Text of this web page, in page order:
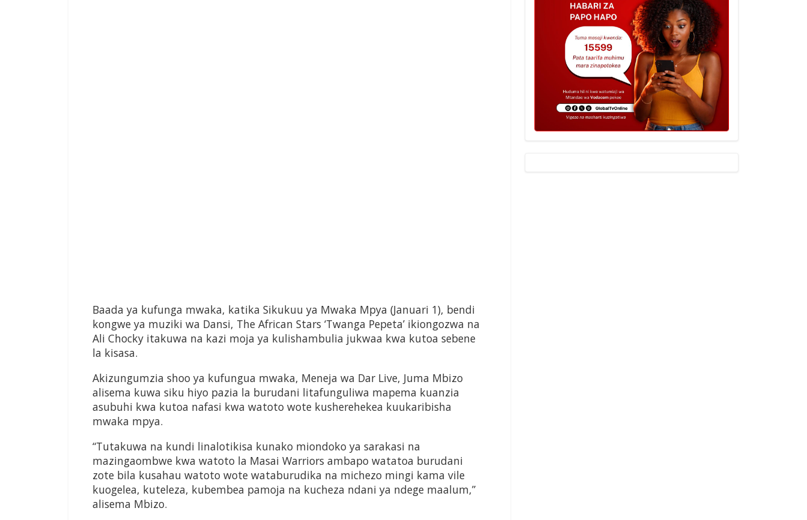
Baada ya kufunga mwaka, katika Sikukuu ya Mwaka Mpya (Januari 1), bendi
kongwe ya muziki wa Dansi, The African Stars ‘Twanga Pepeta’ ikiongozwa na
Ali Chocky itakuwa na kazi moja ya kulishambulia jukwaa kwa kutoa sebene
la kisasa.
Akizungumzia shoo ya kufungua mwaka, Meneja wa Dar Live, Juma Mbizo
alisema kuwa siku hiyo pazia la burudani litafunguliwa mapema kuanzia
asubuhi kwa kutoa nafasi kwa watoto wote kusherehekea kuukaribisha
mwaka mpya.
“Tutakuwa na kundi linalotikisa kunako miondoko ya sarakasi na
mazingaombwe kwa watoto la Masai Warriors ambapo watatoa burudani
zote bila kusahau watoto wote wataburudika na michezo mingi kama vile
kuogelea, kuteleza, kubembea pamoja na kucheza ndani ya ndege maalum,”
alisema Mbizo.